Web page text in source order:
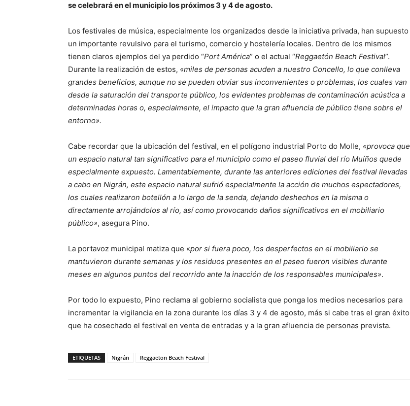
se celebrará en el municipio los próximos 3 y 4 de agosto.
Los festivales de música, especialmente los organizados desde la iniciativa privada, han supuesto
un importante revulsivo para el turismo, comercio y hostelería locales. Dentro de los mismos
tienen claros ejemplos del ya perdido “Port América” o el actual “Reggaetón Beach Festival”.
Durante la realización de estos, «miles de personas acuden a nuestro Concello, lo que conlleva
grandes beneficios, aunque no se pueden obviar sus inconvenientes o problemas, los cuales van
desde la saturación del transporte público, los evidentes problemas de contaminación acústica a
determinadas horas o, especialmente, el impacto que la gran afluencia de público tiene sobre el
entorno».
Cabe recordar que la ubicación del festival, en el polígono industrial Porto do Molle, «provoca que
un espacio natural tan significativo para el municipio como el paseo fluvial del río Muíños quede
especialmente expuesto. Lamentablemente, durante las anteriores ediciones del festival llevadas
a cabo en Nigrán, este espacio natural sufrió especialmente la acción de muchos espectadores,
los cuales realizaron botellón a lo largo de la senda, dejando deshechos en la misma o
directamente arrojándolos al río, así como provocando daños significativos en el mobiliario
público», asegura Pino.
La portavoz municipal matiza que «por si fuera poco, los desperfectos en el mobiliario se
mantuvieron durante semanas y los residuos presentes en el paseo fueron visibles durante
meses en algunos puntos del recorrido ante la inacción de los responsables municipales».
Por todo lo expuesto, Pino reclama al gobierno socialista que ponga los medios necesarios para
incrementar la vigilancia en la zona durante los días 3 y 4 de agosto, más si cabe tras el gran éxito
que ha cosechado el festival en venta de entradas y a la gran afluencia de personas prevista.
ETIQUETAS Nigrán Reggaeton Beach Festival